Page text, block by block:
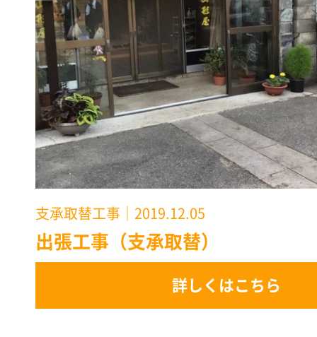
支承取替工事 ｜2019.12.05
出張工事（支承取替）
詳しくはこちら